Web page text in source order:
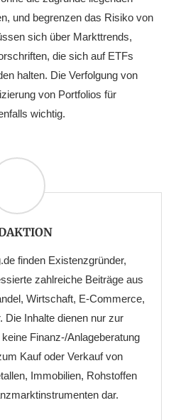
und begrenzen das Risiko von
sich über Markttrends,
die sich auf ETFs
halten. Die Verfolgung von
von Portfolios für
wichtig.
finden Existenzgründer,
zahlreiche Beiträge aus
Wirtschaft, E-Commerce,
Die Inhalte dienen nur zur
Finanz-/Anlageberatung
Kauf oder Verkauf von
Immobilien, Rohstoffen
dar.